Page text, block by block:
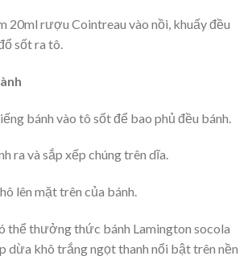
20ml rượu Cointreau vào nồi, khuấy đều
sốt ra tô.
bánh vào tô sốt để bao phủ đều bánh.
ra và sắp xếp chúng trên dĩa.
lên mặt trên của bánh.
thể thưởng thức bánh Lamington socola
dừa khô trắng ngọt thanh nổi bật trên nền